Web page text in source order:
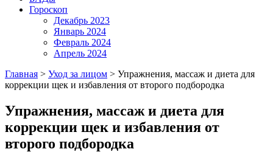
Гороскоп
Декабрь 2023
Январь 2024
Февраль 2024
Апрель 2024
Главная > Уход за лицом > Упражнения, массаж и диета для
коррекции щек и избавления от второго подбородка
Упражнения, массаж и диета для
коррекции щек и избавления от
второго подбородка